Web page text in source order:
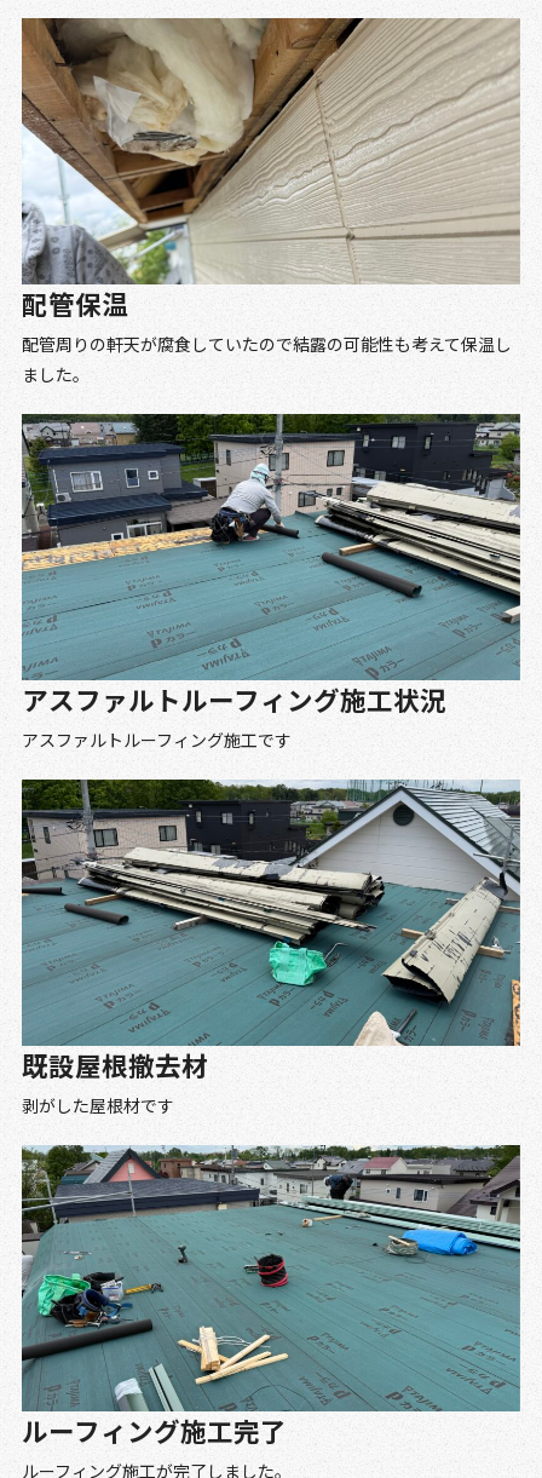
配管保温
配管周りの軒天が腐食していたので結露の可能性も考えて保温し
ました。
アスファルトルーフィング施工状況
アスファルトルーフィング施工です
既設屋根撤去材
剥がした屋根材です
ルーフィング施工完了
ルーフィング施工が完了しました。